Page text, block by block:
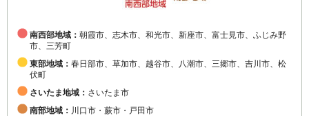
南西部地域： 朝霞市、志木市、和光市、新座市、富士見市、ふじみ野
市、三芳町
東部地域： 春日部市、草加市、越谷市、八潮市、三郷市、吉川市、松
伏町
さいたま地域： さいたま市
南部地域： 川口市・蕨市・戸田市